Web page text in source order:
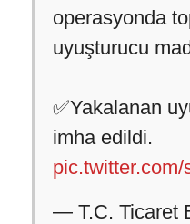
operasyonda
uyuşturucu
✅Yakalanan
imha edildi.
— T.C. Ticaret